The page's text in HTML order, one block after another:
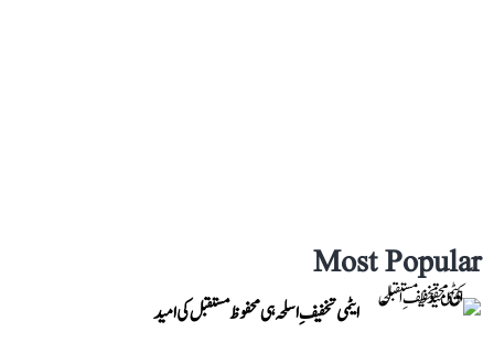
Most Popular
ایٹمی تخفیفِ اسلحہ ہی محفوظ مستقبل کی امید